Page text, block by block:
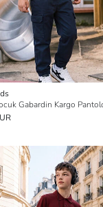
Gabardin Kargo